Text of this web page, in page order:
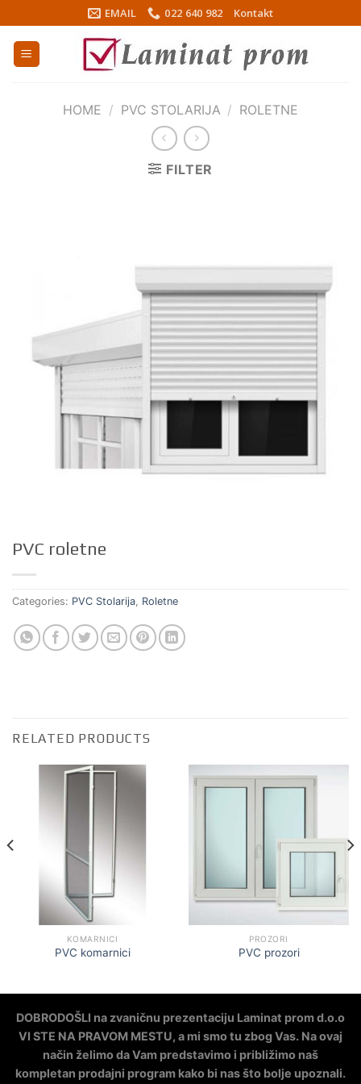
to
content
EMAIL 022 640 982 Kontakt
HOME / PVC STOLARIJA / ROLETNE
FILTER
PVC roletne
Categories: PVC Stolarija, Roletne
RELATED PRODUCTS
KOMARNICI
PVC komarnici
PROZORI
PVC prozori
DOBRODOŠLI na zvaničnu prezentaciju Laminat prom d.o.o
VI STE NA PRAVOM MESTU, a mi smo tu zbog Vas. Na ovaj
način želimo da Vam predstavimo i približimo naš
kompletan prodajni program kako bi nas što bolje upoznali.